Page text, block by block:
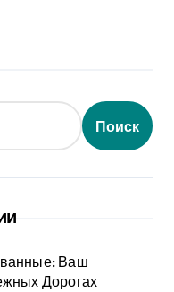
Поиск
Ваш
Дорогах